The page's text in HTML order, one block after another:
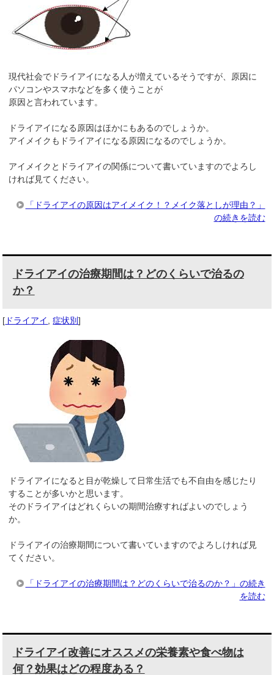
現代社会でドライアイになる人が増えているそうですが、原因に
パソコンやスマホなどを多く使うことが
原因と言われています。
ドライアイになる原因はほかにもあるのでしょうか。
アイメイクもドライアイになる原因になるのでしょうか。
アイメイクとドライアイの関係について書いていますのでよろし
ければ見てください。
「ドライアイの原因はアイメイク！？メイク落としが理由？」
の続きを読む
ドライアイの治療期間は？どのくらいで治るの
か？
[ ドライアイ ,症状別]
ドライアイになると目が乾燥して日常生活でも不自由を感じたり
することが多いかと思います。
そのドライアイはどれくらいの期間治療すればよいのでしょう
か。
ドライアイの治療期間について書いていますのでよろしければ見
てください。
「ドライアイの治療期間は？どのくらいで治るのか？」の続き
を読む
ドライアイ改善にオススメの栄養素や食べ物は
何？効果はどの程度ある？